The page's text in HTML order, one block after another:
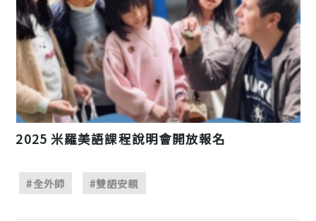
2025 米羅美語課程說明會開放報名
#全外師 #雙語安親